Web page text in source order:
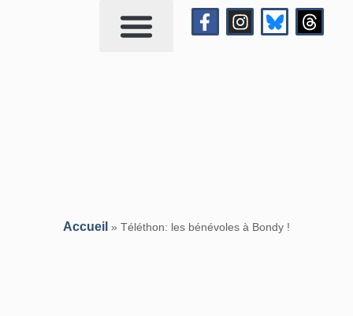
Accueil » Téléthon: les bénévoles à Bondy !